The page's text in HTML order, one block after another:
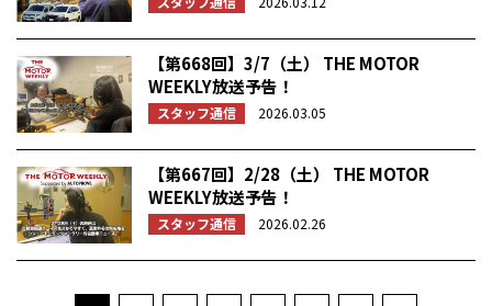
【第668回】3/7（土） THE MOTOR
WEEKLY放送予告！
スタッフ通信 2026.03.05
【第667回】2/28（土） THE MOTOR
WEEKLY放送予告！
スタッフ通信 2026.02.26